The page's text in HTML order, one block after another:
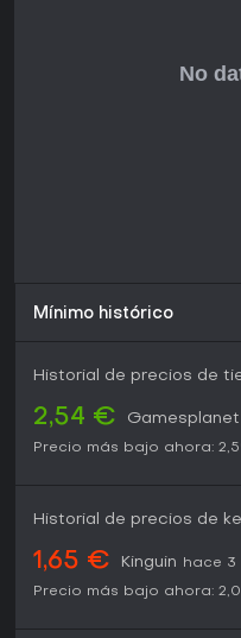
Mínimo histórico
Historial de precios de
2,54 € Gamesplanet
Precio más bajo ahora:
Historial de precios de
1,65 € Kinguin
hace 3
Precio más bajo ahora: